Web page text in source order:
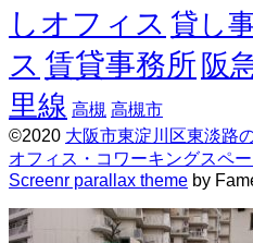
しオフィス 貸し
ス 賃貸事務所 阪
里線 高槻 高槻市
©2020 大阪市東淀川区東淡路
オフィス・コワーキングスペ
Screenr parallax theme by